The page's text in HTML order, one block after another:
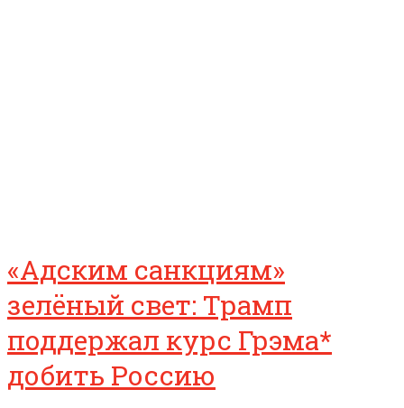
«Адским санкциям»
зелёный свет: Трамп
поддержал курс Грэма*
добить Россию